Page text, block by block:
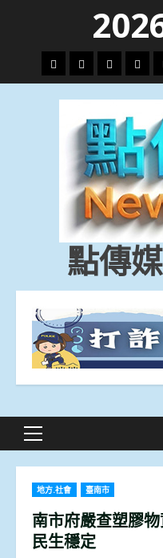
content頭
條
財
經
地
方.
會
文
教.
技
點傳媒
Primary
地方.社會 臺南市
南市府嚴查塑膠
民生穩定